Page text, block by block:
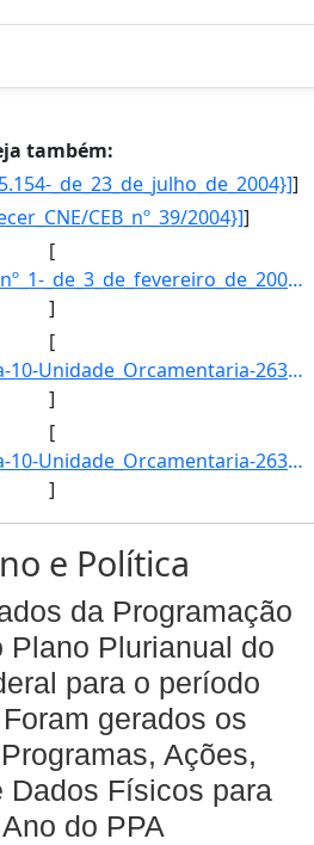
também:
_de_23_de_julho_de_2004}]]
CEB_nº_39/2004}]]
[
10054: Ano-Resolucao_nº_1-_de_3_de_fevereiro_de_2005.-Esfera-Esta_acao_e_implementada_diretamente_pelas_uni]
]
[
10055: Ano-2008-Esfera-10-Unidade_Orcamentaria-26344-Funcao-12-SubFuncao-363-Programa-1062-Acao-6374-Locali]
]
[
10056: Ano-2008-Esfera-10-Unidade_Orcamentaria-26344-Funcao-12-SubFuncao-365-Programa-0750-Acao-2010-Locali]
]
e Política
da Programação
Plano Plurianual do
para o período
gerados os
Ações,
Dados Físicos para
do PPA